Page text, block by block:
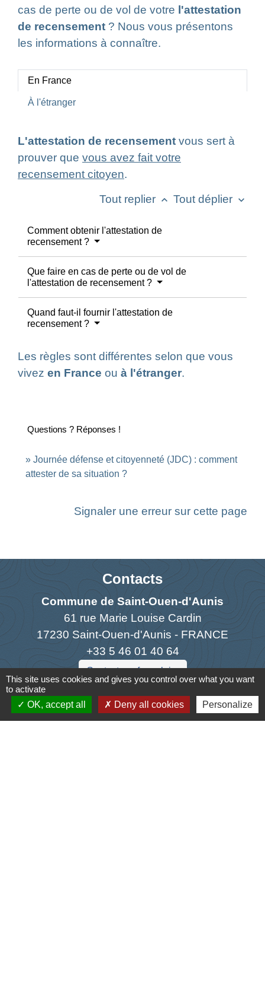
cas de perte ou de vol de votre l'attestation
de recensement ? Nous vous présentons
les informations à connaître.
En France
À l'étranger
L'attestation de recensement vous sert à
prouver que vous avez fait votre
recensement citoyen.
Tout replier keyboard_arrow_up Tout déplier keyboard_arrow_down
Comment obtenir l'attestation de
recensement ?
Que faire en cas de perte ou de vol de
l'attestation de recensement ?
Quand faut-il fournir l'attestation de
recensement ?
Les règles sont différentes selon que vous
vivez en France ou à l'étranger.
Questions ? Réponses !
Journée défense et citoyenneté (JDC) : comment
attester de sa situation ?
Signaler une erreur sur cette page
Contacts
Commune de Saint-Ouen-d'Aunis
61 rue Marie Louise Cardin
17230 Saint-Ouen-d'Aunis - FRANCE
+33 5 46 01 40 64
Contact par formulaire
This site uses cookies and gives you control over what you want
to activate
OK, accept all
Deny all cookies Personalize